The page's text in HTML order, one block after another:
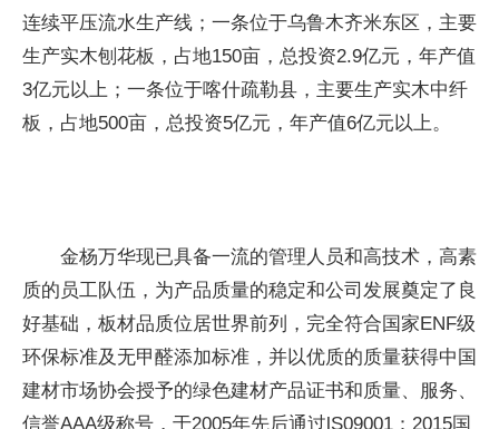
连续平压流水生产线；一条位于乌鲁木齐米东区，主要
生产实木刨花板，占地150亩，总投资2.9亿元，年产值
3亿元以上；一条位于喀什疏勒县，主要生产实木中纤
板，占地500亩，总投资5亿元，年产值6亿元以上。
金杨万华现已具备一流的管理人员和高技术，高素
质的员工队伍，为产品质量的稳定和公司发展奠定了良
好基础，板材品质位居世界前列，完全符合国家ENF级
环保标准及无甲醛添加标准，并以优质的质量获得中国
建材市场协会授予的绿色建材产品证书和质量、服务、
信誉AAA级称号，于2005年先后通过lS09001：2015国